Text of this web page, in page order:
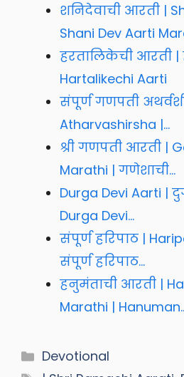
शनिदेवाची आरती |
Shani Dev Aarti
हरतालिकेची आरती |
Hartalikechi Aarti
संपूर्ण गणपती
Atharvashirsha |…
श्री गणपती आरती |
Marathi | गणेशाची…
Durga Devi Aarti |
Durga Devi…
संपूर्ण हरिपाठ |
संपूर्ण हरिपाठ…
हनुमंताची आरती |
Marathi |
Categories
Devotional